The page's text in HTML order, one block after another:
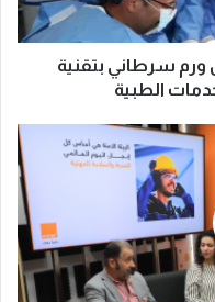
ورم سرطاني بتقنية
الطبية